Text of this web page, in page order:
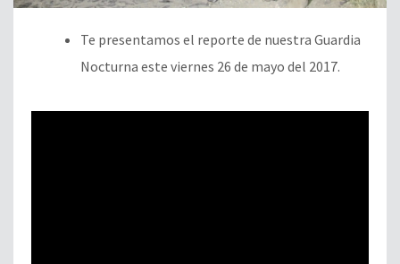
Te presentamos el reporte de nuestra Guardia
Nocturna este viernes 26 de mayo del 2017.